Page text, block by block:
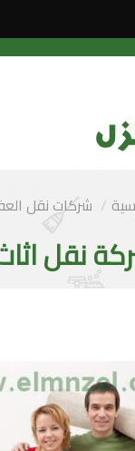
شركات نقل
نقل